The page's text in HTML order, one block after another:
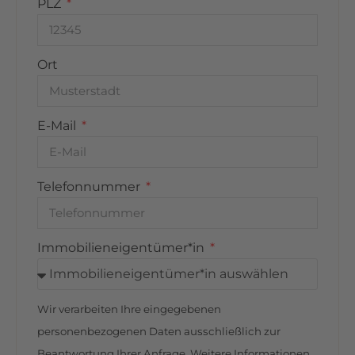
Darüber hinaus zeichnet sich Göhren-Lebbin
aus. Die umliegende Natur lädt zu ausgedehnten
Wanderungen und Fahrradtouren durch die
Stand-up-Paddling bis hin zu Bootsfahrten –
Umgebung einen naturnahen Rückzugsort fernab
des Alltags.
Insgesamt bietet Göhren-Lebbin eine
Infrastruktur, vielfältigen Freizeitmöglichkeiten
und naturnaher Erholung – ein Standort, der
PLZ
Ort
E-Mail
Telefonnummer
Immobilieneigentümer*in
Wir verarbeiten Ihre eingegebenen
personenbezogenen Daten ausschließlich zur